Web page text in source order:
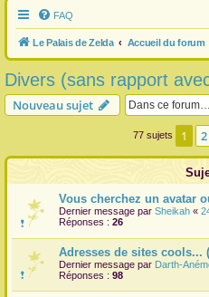
FAQ
Le Palais de Zelda Accueil du forum
Divers (sans rapport
Nouveau sujet
77 sujets 1 2
Vous cherchez un avatar
Dernier message par Sheikah «
Réponses : 26
Adresses de sites cools...
Dernier message par Darth-
Réponses : 98